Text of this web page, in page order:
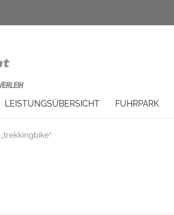
LEISTUNGSÜBERSICHT FUHRPARK